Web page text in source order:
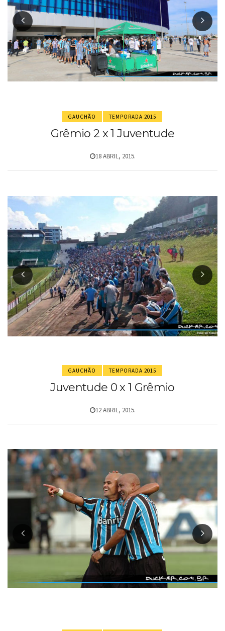
GAUCHÃO TEMPORADA 2015
Grêmio 2 x 1 Juventude
18 ABRIL, 2015.
GAUCHÃO TEMPORADA 2015
Juventude 0 x 1 Grêmio
12 ABRIL, 2015.